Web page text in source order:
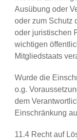
Ausübung oder
oder zum Schutz
oder juristischen
wichtigen
Mitgliedstaats
Wurde die
o.g.
dem
Einschränkung
11.4 Recht auf